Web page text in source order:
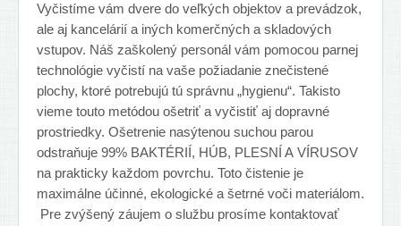
Nábytkové kovanie a náradie
Záhrada
O nás
Služby
Referencie
Obrázky predajne
Vyčistíme vám dvere do veľkých objektov a prevádzok,
ale aj kancelárií a iných komerčných a skladových
vstupov. Náš zaškolený personál vám pomocou parnej
technológie vyčistí na vaše požiadanie znečistené
plochy, ktoré potrebujú tú správnu „hygienu“. Takisto
vieme touto metódou ošetriť a vyčistiť aj dopravné
prostriedky. Ošetrenie nasýtenou suchou parou
odstraňuje 99% BAKTÉRIÍ, HÚB, PLESNÍ A VÍRUSOV
na prakticky každom povrchu. Toto čistenie je
maximálne účinné, ekologické a šetrné voči materiálom.
Pre zvýšený záujem o službu prosíme kontaktovať